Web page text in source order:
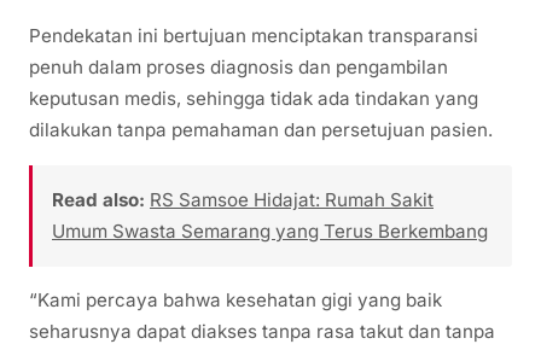
Pendekatan ini bertujuan menciptakan transparansi
penuh dalam proses diagnosis dan pengambilan
keputusan medis, sehingga tidak ada tindakan yang
dilakukan tanpa pemahaman dan persetujuan pasien.
Read also: RS Samsoe Hidajat: Rumah Sakit
Umum Swasta Semarang yang Terus Berkembang
“Kami percaya bahwa kesehatan gigi yang baik
seharusnya dapat diakses tanpa rasa takut dan tanpa